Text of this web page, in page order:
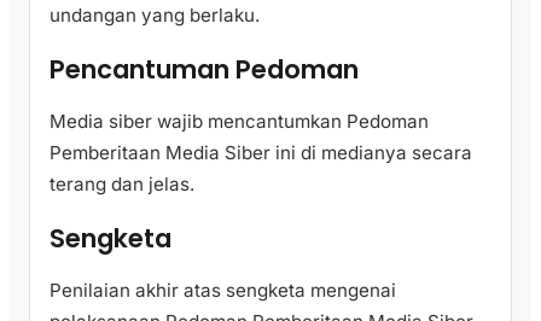
undangan yang berlaku.
Pencantuman Pedoman
Media siber wajib mencantumkan Pedoman
Pemberitaan Media Siber ini di medianya secara
terang dan jelas.
Sengketa
Penilaian akhir atas sengketa mengenai